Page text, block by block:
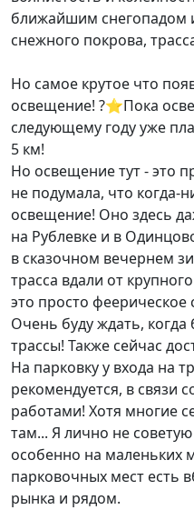
ближайшим
снежного покрова,
Но самое крутое что
освещение! ?⭐️Пока
следующему году уже
5 км!
Но освещение тут - это
не подумала, что когда-
освещение! Оно здесь
на Рублевке и в
в сказочном вечернем
трасса вдали от
это просто феерическое
Очень буду ждать,
трассы! Также сейчас
На парковку у входа на
рекомендуется, в связи
работами! Хотя многие
там... Я лично не
особенно на маленьких
парковочных мест есть
рынка и рядом.